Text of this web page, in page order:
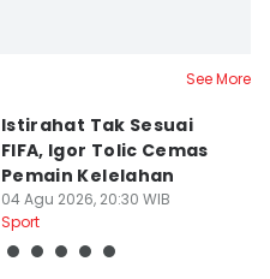
See More
Istirahat Tak Sesuai
FIFA, Igor Tolic Cemas
Pemain Kelelahan
04 Agu 2026, 20:30 WIB
Sport